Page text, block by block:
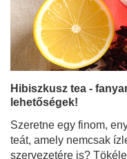
Szeretne egy finom,
teát, amely nemcsak
szervezetére is?
olyan növény, amely
tálalva is ugyanolyan
napokon. Nem csak
hibiszkuszszirmok tele
és egyedi ízzel,
szeretnek. Jöjjön be,